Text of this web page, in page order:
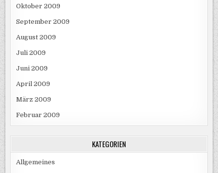
Oktober 2009
September 2009
August 2009
Juli 2009
Juni 2009
April 2009
März 2009
Februar 2009
KATEGORIEN
Allgemeines